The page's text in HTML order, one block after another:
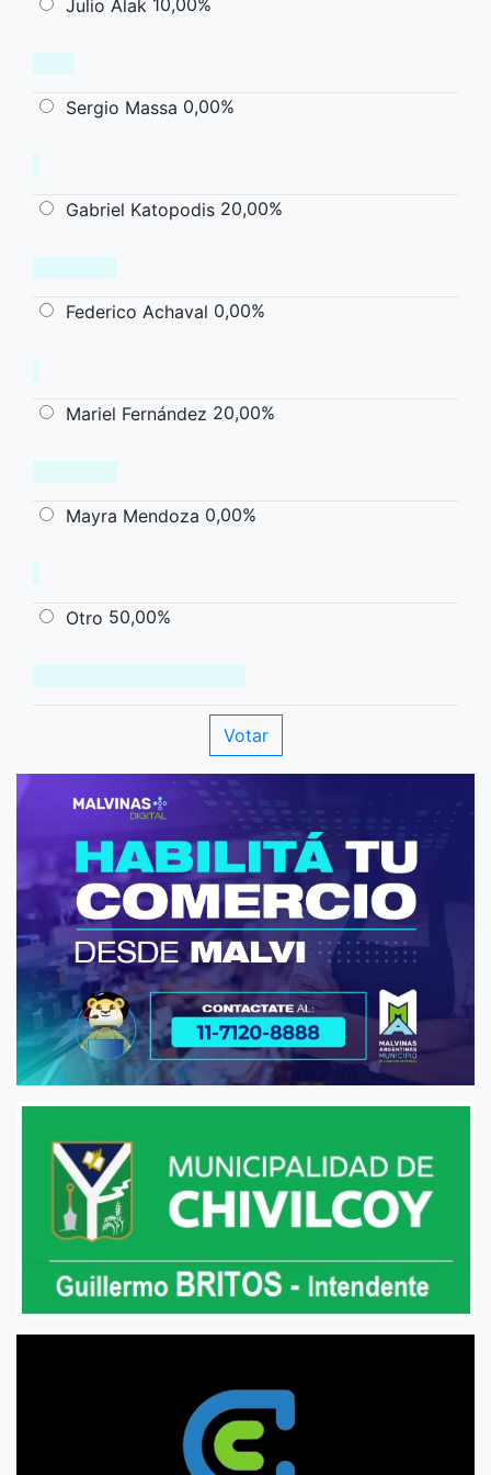
Julio Alak 10,00%
Sergio Massa 0,00%
Gabriel Katopodis 20,00%
Federico Achaval 0,00%
Mariel Fernández 20,00%
Mayra Mendoza 0,00%
Otro 50,00%